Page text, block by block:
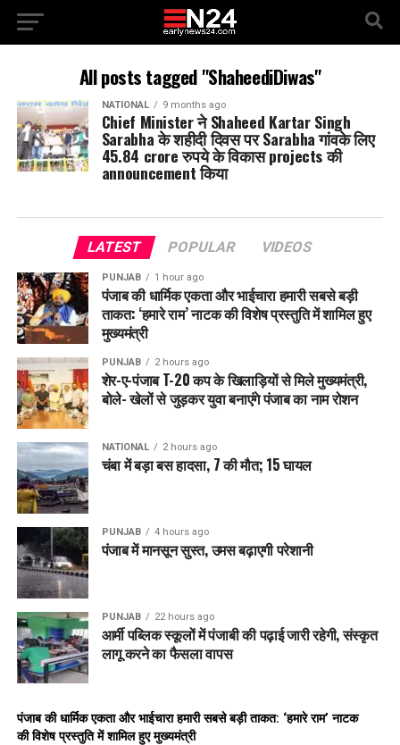
All posts tagged "ShaheediDiwas"
NATIONAL 9 months ago
Chief Minister ने Shaheed Kartar Singh
Sarabha के शहीदी दिवस पर Sarabha गांवके लिए
45.84 crore रुपये के विकास projects की
announcement किया
LATEST POPULAR VIDEOS
PUNJAB 1 hour ago
पंजाब की धार्मिक एकता और भाईचारा हमारी सबसे बड़ी
ताकत: ‘हमारे राम’ नाटक की विशेष प्रस्तुति में शामिल हुए
मुख्यमंत्री
PUNJAB 2 hours ago
शेर-ए-पंजाब T-20 कप के खिलाड़ियों से मिले मुख्यमंत्री,
बोले- खेलों से जुड़कर युवा बनाएंगे पंजाब का नाम रोशन
NATIONAL 2 hours ago
चंबा में बड़ा बस हादसा, 7 की मौत; 15 घायल
PUNJAB 4 hours ago
पंजाब में मानसून सुस्त, उमस बढ़ाएगी परेशानी
PUNJAB 22 hours ago
आर्मी पब्लिक स्कूलों में पंजाबी की पढ़ाई जारी रहेगी, संस्कृत
लागू करने का फैसला वापस
पंजाब की धार्मिक एकता और भाईचारा हमारी सबसे बड़ी ताकत: ‘हमारे राम’ नाटक
की विशेष प्रस्तुति में शामिल हुए मुख्यमंत्री